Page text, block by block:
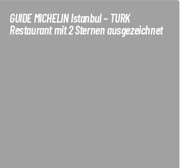
GUIDE MICHELIN Istanbul – TURK
Restaurant mit 2 Sternen ausgezeichnet